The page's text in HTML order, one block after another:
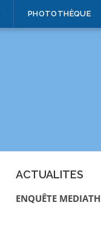
PHOTOTHÈQUE
ACTUALITES
ENQUÊTE